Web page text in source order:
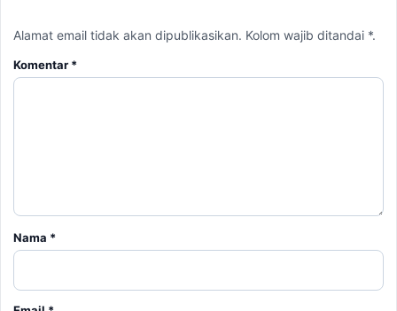
Alamat email tidak akan dipublikasikan. Kolom wajib ditandai *.
Komentar *
Nama *